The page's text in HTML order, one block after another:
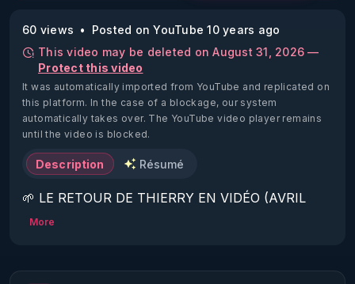
60 views
Posted on YouTube 10 years ago
This video may be deleted on August 31, 2026 —
Protect this video
It was automatically imported from YouTube and replicated on
this platform. In the case of a blockage, our system
automatically takes over. The YouTube video player remains
until the video is blocked.
Description Résumé
🌱 LE RETOUR DE THIERRY EN VIDÉO (AVRIL
2022)!
https://www.rgnr.fr/presentation.html
More